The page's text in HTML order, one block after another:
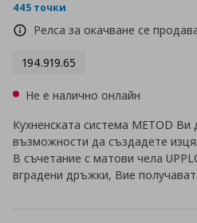
445 точки
Релса за окачване се
194.919.65
Не е налично онлайн
Кухненската система METOD Ви
възможности да създадете
В съчетание с матови чела
вградени дръжки, Вие